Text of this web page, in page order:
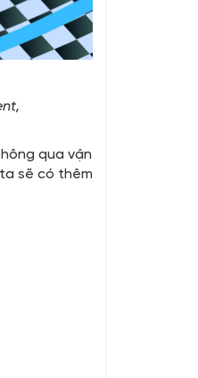
qua vận
sẽ có thêm